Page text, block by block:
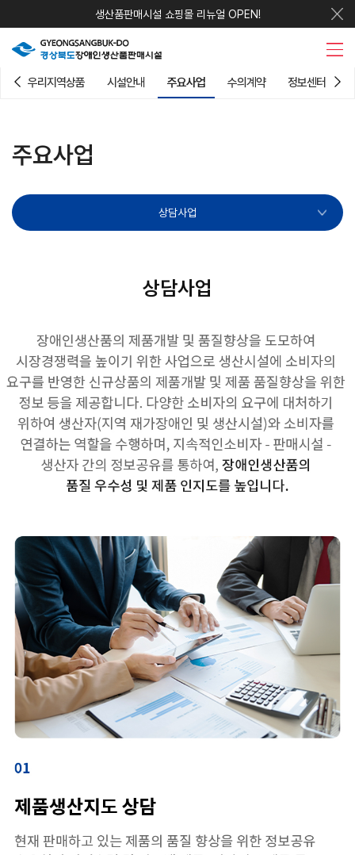
생산품판매시설 쇼핑몰 리뉴얼 OPEN!
우리지역상품 시설안내 주요사업 수의계약 정보센터
주요사업
상담사업
상담사업